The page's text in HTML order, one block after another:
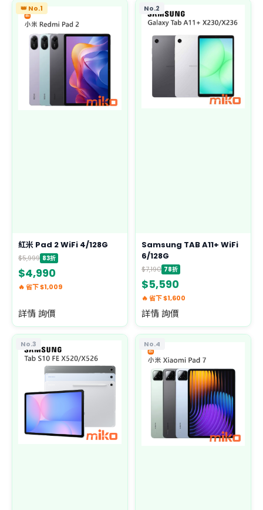
👑 No.1
紅米 Pad 2 WiFi 4/128G
$5,999 83折
$4,990
🔥 省下 $1,009
詳情 詢價
No.2
Samsung TAB A11+ WiFi
6/128G
$7,190 78折
$5,590
🔥 省下 $1,600
詳情 詢價
No.3 No.4